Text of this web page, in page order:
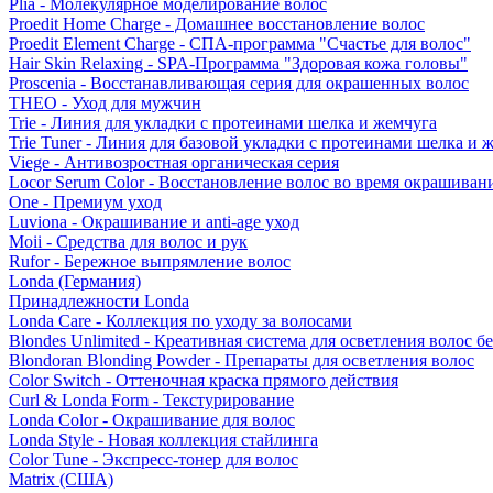
Plia - Молекулярное моделирование волос
Proedit Home Charge - Домашнее восстановление волос
Proedit Element Charge - СПА-программа "Счастье для волос"
Hair Skin Relaxing - SPA-Программа "Здоровая кожа головы"
Proscenia - Восстанавливающая серия для окрашенных волос
THEO - Уход для мужчин
Trie - Линия для укладки с протеинами шелка и жемчуга
Trie Tuner - Линия для базовой укладки с протеинами шелка и
Viege - Антивозростная органическая серия
Locor Serum Color - Восстановление волос во время
One - Премиум уход
Luviona - Окрашивание и anti-age уход
Moii - Средства для волос и рук
Rufor - Бережное выпрямление волос
Londa (Германия)
Принадлежности Londa
Londa Care - Коллекция по уходу за волосами
Blondes Unlimited - Креативная система для осветления волос
Blondoran Blonding Powder - Препараты для осветления волос
Color Switch - Оттеночная краска прямого действия
Curl & Londa Form - Текстурирование
Londa Color - Окрашивание для волос
Londa Style - Новая коллекция стайлинга
Color Tune - Экспресс-тонер для волос
Matrix (США)